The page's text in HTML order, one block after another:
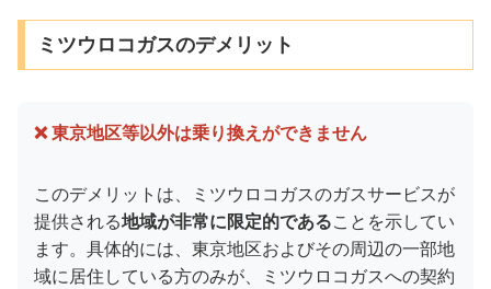
ミツウロコガスのデメリット
❌ 東京地区等以外は乗り換えができません
このデメリットは、ミツウロコガスのガスサービスが
提供される地域が非常に限定的であることを示してい
ます。具体的には、東京地区およびその周辺の一部地
域に居住している方のみが、ミツウロコガスへの契約